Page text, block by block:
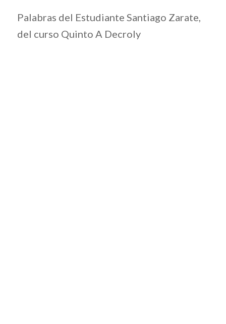
Palabras del Estudiante Santiago Zarate,
del curso Quinto A Decroly